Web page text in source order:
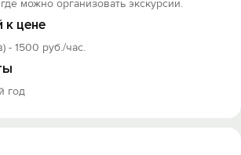
можно организовать экскурсии.
к цене
- 1500 руб./час.
год